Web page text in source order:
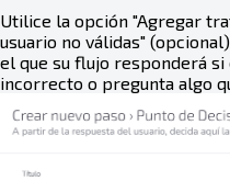
Utilice la opción "Agregar
usuario no válidas"
el que su flujo responderá
incorrecto o pregunta algo